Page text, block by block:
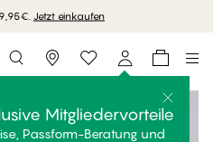
Jetzt einkaufen
Storefinder
Mitgliedervorteile
Passform-Beratung und